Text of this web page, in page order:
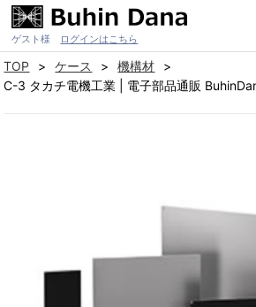
ゲスト様 ログインはこちら
TOP ケース
機構材
C-3 タカチ電機工業 | 電子部品通販